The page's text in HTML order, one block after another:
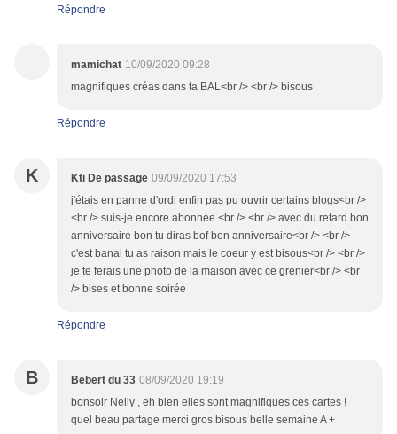
Répondre
mamichat 10/09/2020 09:28
magnifiques créas dans ta BAL<br /> <br /> bisous
Répondre
K Kti De passage 09/09/2020 17:53
j'étais en panne d'ordi enfin pas pu ouvrir certains blogs<br />
<br /> suis-je encore abonnée <br /> <br /> avec du retard bon
anniversaire bon tu diras bof bon anniversaire<br /> <br />
c'est banal tu as raison mais le coeur y est bisous<br /> <br />
je te ferais une photo de la maison avec ce grenier<br /> <br
/> bises et bonne soirée
Répondre
B Bebert du 33 08/09/2020 19:19
bonsoir Nelly , eh bien elles sont magnifiques ces cartes !
quel beau partage merci gros bisous belle semaine A +